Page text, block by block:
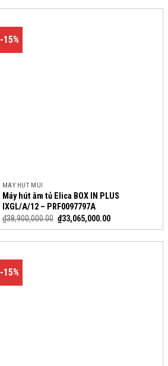
-15%
MÁY HÚT MÙI
Máy hút âm tủ Elica BOX IN PLUS
IXGL/A/12 – PRF0097797A
₫38,900,000.00 ₫33,065,000.00
-15%